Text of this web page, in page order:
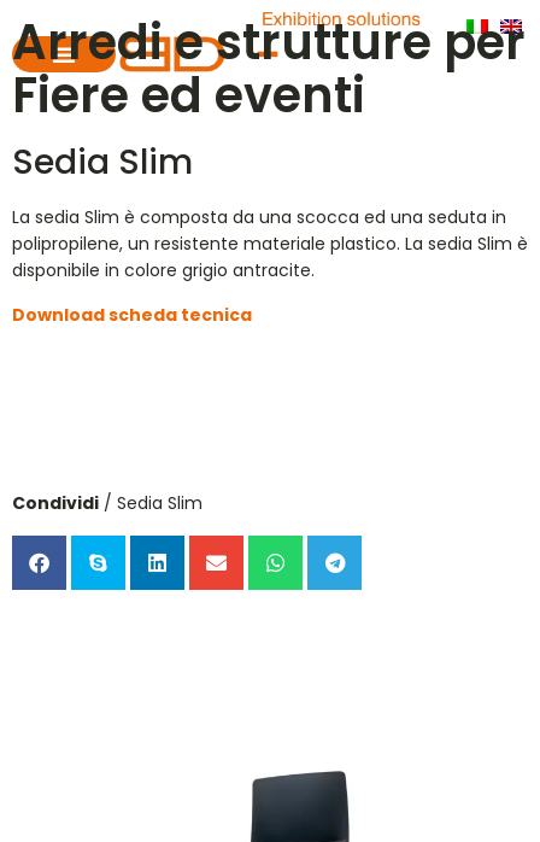
Arredi e strutture per
Fiere ed eventi
Sedia Slim
La sedia Slim è composta da una scocca ed una seduta in
polipropilene, un resistente materiale plastico. La sedia Slim è
disponibile in colore grigio antracite.
Download scheda tecnica
Condividi / Sedia Slim